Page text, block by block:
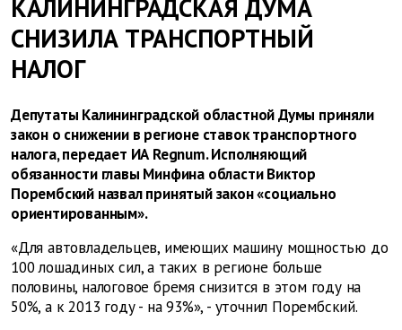
КАЛИНИНГРАДСКАЯ ДУМА
СНИЗИЛА ТРАНСПОРТНЫЙ
НАЛОГ
Депутаты Калининградской областной Думы приняли
закон о снижении в регионе ставок транспортного
налога, передает ИА Regnum. Исполняющий
обязанности главы Минфина области Виктор
Порембский назвал принятый закон «социально
ориентированным».
«Для автовладельцев, имеющих машину мощностью до
100 лошадиных сил, а таких в регионе больше
половины, налоговое бремя снизится в этом году на
50%, а к 2013 году - на 93%», - уточнил Порембский.